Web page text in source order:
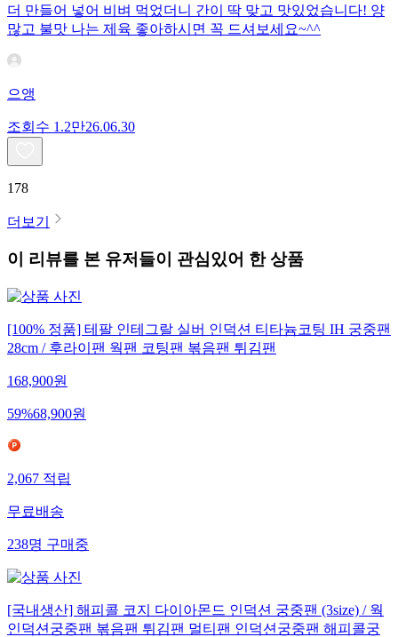
더 만들어 넣어 비벼 먹었더니 간이 딱 맞고 맛있었습니다! 양
많고 불맛 나는 제육 좋아하시면 꼭 드셔보세요~^^
으앵
조회수 1.2만26.06.30
178
더보기
이 리뷰를 본 유저들이 관심있어 한 상품
[100% 정품] 테팔 인테그랄 실버 인덕션 티타늄코팅 IH 궁중팬
28cm / 후라이팬 웍팬 코팅팬 볶음팬 튀김팬
168,900원
59%68,900원
2,067 적립
무료배송
238명 구매중
[국내생산] 해피콜 코지 다이아몬드 인덕션 궁중팬 (3size) / 웍
인덕션궁중팬 볶음팬 튀김팬 멀티팬 인덕션궁중팬 해피콜궁